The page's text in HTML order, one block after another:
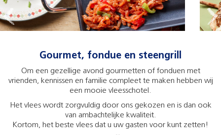
Gourmet, fondue en steengrill
Om een gezellige avond gourmetten of fonduen met
vrienden, kennissen en familie compleet te maken hebben wij
een mooie vleesschotel.
Het vlees wordt zorgvuldig door ons gekozen en is dan ook
van ambachtelijke kwaliteit.
Kortom, het beste vlees dat u uw gasten voor kunt zetten!